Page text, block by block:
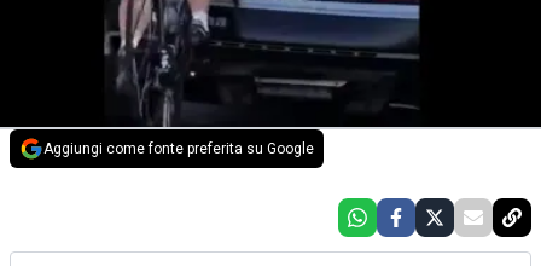
Aggiungi come fonte preferita su Google